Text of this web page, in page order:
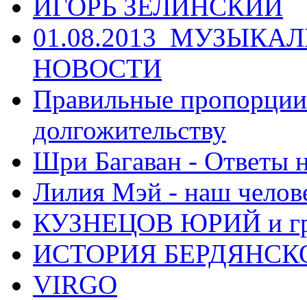
ИГОРЬ ЗЕЛИНСКИЙ
НОВОСТИ
Правильные
долгожительству
Шри Багаван - Ответы
Лилия Мэй - наш
КУЗНЕЦОВ ЮРИЙ и
ИСТОРИЯ
VIRGO